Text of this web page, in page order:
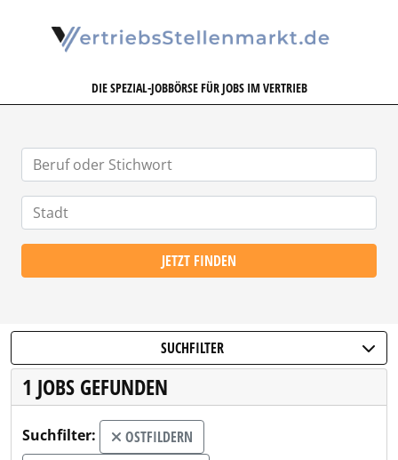
DIE SPEZIAL-JOBBÖRSE FÜR JOBS IM VERTRIEB
JETZT FINDEN
SUCHFILTER
1 JOBS GEFUNDEN
Suchfilter:
OSTFILDERN